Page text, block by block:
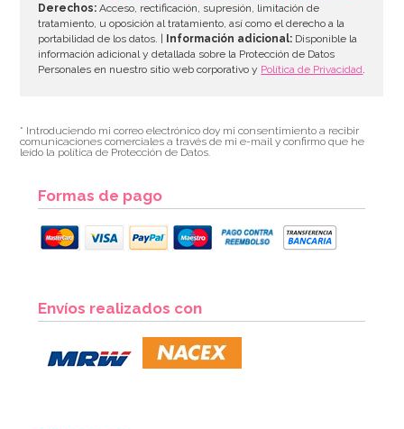
27,95€
Derechos: Acceso, rectificación, supresión, limitación de
tratamiento, u oposición al tratamiento, así como el derecho a la
portabilidad de los datos. |
Información adicional: Disponible la
información adicional y detallada sobre la Protección de Datos
Personales en nuestro sitio web corporativo y Política de Privacidad.
* Introduciendo mi correo electrónico doy mi consentimiento a recibir
comunicaciones comerciales a través de mi e-mail y confirmo que he
leído la política de Protección de Datos.
Formas de pago
Envíos realizados con